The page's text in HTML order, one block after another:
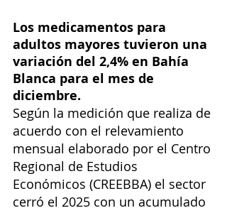
Los medicamentos para
adultos mayores tuvieron una
variación del 2,4% en Bahía
Blanca para el mes de
diciembre.
Según la medición que realiza de
acuerdo con el relevamiento
mensual elaborado por el Centro
Regional de Estudios
Económicos (CREEBBA) el sector
cerró el 2025 con un acumulado